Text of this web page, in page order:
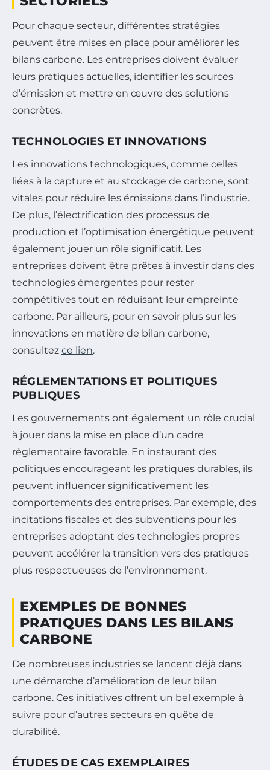
Pour chaque secteur, différentes stratégies
peuvent être mises en place pour améliorer les
bilans carbone. Les entreprises doivent évaluer
leurs pratiques actuelles, identifier les sources
d’émission et mettre en œuvre des solutions
concrètes.
TECHNOLOGIES ET INNOVATIONS
Les innovations technologiques, comme celles
liées à la capture et au stockage de carbone, sont
vitales pour réduire les émissions dans l’industrie.
De plus, l’électrification des processus de
production et l’optimisation énergétique peuvent
également jouer un rôle significatif. Les
entreprises doivent être prêtes à investir dans des
technologies émergentes pour rester
compétitives tout en réduisant leur empreinte
carbone. Par ailleurs, pour en savoir plus sur les
innovations en matière de bilan carbone,
consultez ce lien.
RÉGLEMENTATIONS ET POLITIQUES
PUBLIQUES
Les gouvernements ont également un rôle crucial
à jouer dans la mise en place d’un cadre
réglementaire favorable. En instaurant des
politiques encourageant les pratiques durables, ils
peuvent influencer significativement les
comportements des entreprises. Par exemple, des
incitations fiscales et des subventions pour les
entreprises adoptant des technologies propres
peuvent accélérer la transition vers des pratiques
plus respectueuses de l’environnement.
EXEMPLES DE BONNES
PRATIQUES DANS LES BILANS
CARBONE
De nombreuses industries se lancent déjà dans
une démarche d’amélioration de leur bilan
carbone. Ces initiatives offrent un bel exemple à
suivre pour d’autres secteurs en quête de
durabilité.
ÉTUDES DE CAS EXEMPLAIRES